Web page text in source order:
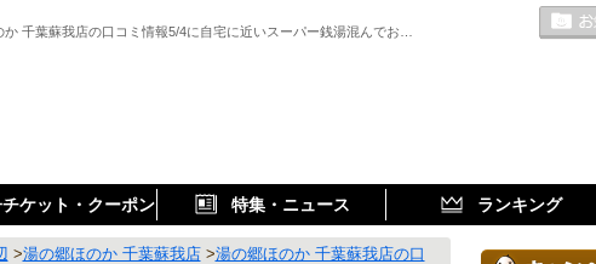
か 千葉蘇我店の口コミ情報5/4に自宅に近いスーパー銭湯混んでお…
ケット・クーポン 特集・ニュース ランキング
>湯の郷ほのか 千葉蘇我店>湯の郷ほのか 千葉蘇我店の口